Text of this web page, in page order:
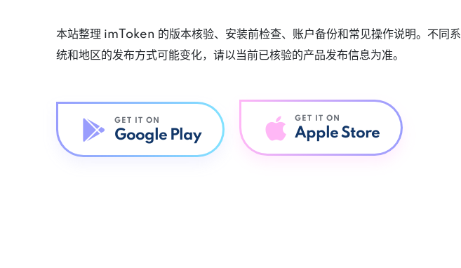
本站整理 imToken 的版本核验、安装前检查、账户备份和常见操作说明。不同系
统和地区的发布方式可能变化，请以当前已核验的产品发布信息为准。
GET IT ON
Google Play
GET IT ON
Apple Store